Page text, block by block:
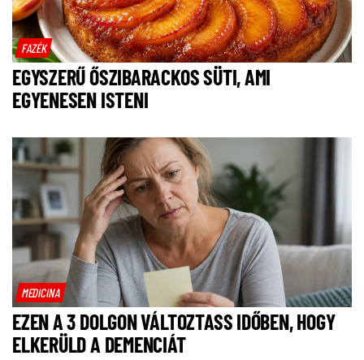
FAZÉK
EGYSZERŰ ŐSZIBARACKOS SÜTI, AMI
EGYENESEN ISTENI
MEDICINA
EZEN A 3 DOLGON VÁLTOZTASS IDŐBEN, HOGY
ELKERÜLD A DEMENCIÁT